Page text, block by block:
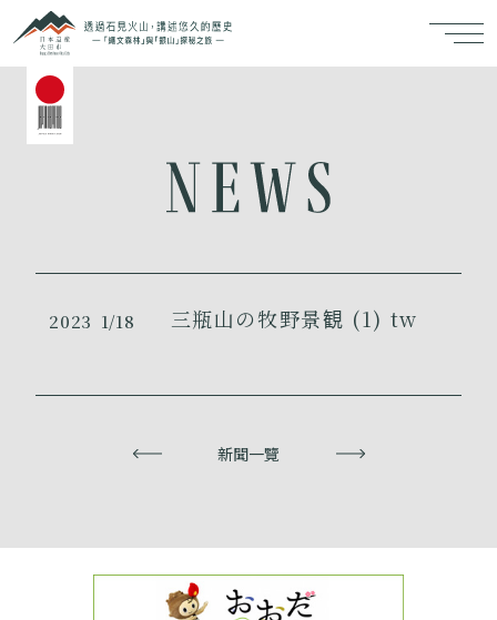
2023 1/18 三瓶山の牧野景観 (1) tw
新聞一覽